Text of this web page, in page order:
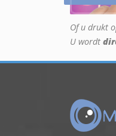
Of u drukt
U wordt